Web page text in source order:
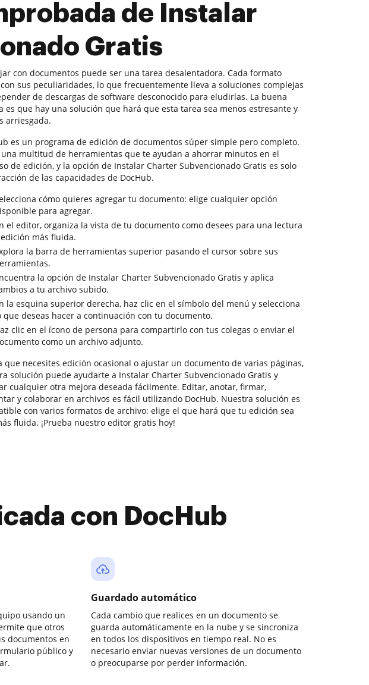
de Instalar
Gratis
con documentos puede ser una tarea desalentadora. Cada formato
sus peculiaridades, lo que frecuentemente lleva a soluciones complejas
de descargas de software desconocido para eludirlas. La buena
es que hay una solución que hará que esta tarea sea menos estresante y
arriesgada.
es un programa de edición de documentos súper simple pero completo.
una multitud de herramientas que te ayudan a ahorrar minutos en el
de edición, y la opción de Instalar Charter Subvencionado Gratis es solo
de las capacidades de DocHub.
cómo quieres agregar tu documento: elige cualquier opción
para agregar.
el editor, organiza la vista de tu documento como desees para una lectura
más fluida.
la barra de herramientas superior pasando el cursor sobre sus
la opción de Instalar Charter Subvencionado Gratis y aplica
a tu archivo subido.
la esquina superior derecha, haz clic en el símbolo del menú y selecciona
que deseas hacer a continuación con tu documento.
clic en el ícono de persona para compartirlo con tus colegas o enviar el
como un archivo adjunto.
que necesites edición ocasional o ajustar un documento de varias páginas,
solución puede ayudarte a Instalar Charter Subvencionado Gratis y
cualquier otra mejora deseada fácilmente. Editar, anotar, firmar,
y colaborar en archivos es fácil utilizando DocHub. Nuestra solución es
con varios formatos de archivo: elige el que hará que tu edición sea
fluida. ¡Prueba nuestro editor gratis hoy!
con DocHub
usando un
que otros
documentos en
público y
Guardado automático
Cada cambio que realices en un documento se
guarda automáticamente en la nube y se sincroniza
en todos los dispositivos en tiempo real. No es
necesario enviar nuevas versiones de un documento
o preocuparse por perder información.